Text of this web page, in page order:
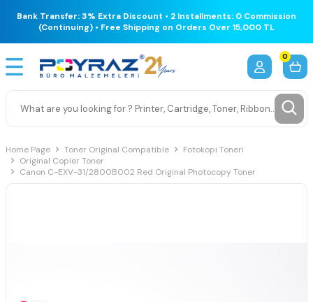
Bank Transfer: 3% Extra Discount • 2 Installments: 0 Commission
(Continuing) • Free Shipping on Orders Over 15,000 TL
0
Home Page Toner Original Compatible
Fotokopi Toneri
Original Copier Toner
Canon C-EXV-31/2800B002 Red Original Photocopy Toner